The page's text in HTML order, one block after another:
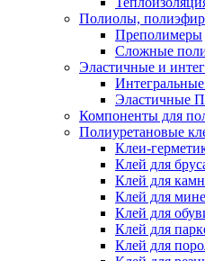
Полиолы,
Преполимеры
Сложные
Эластичные и
Эластичные
Компоненты для
Полиуретановые
Клеи-
Клей для
Клей для
Клей для
Клей для
Клей для
Клей для